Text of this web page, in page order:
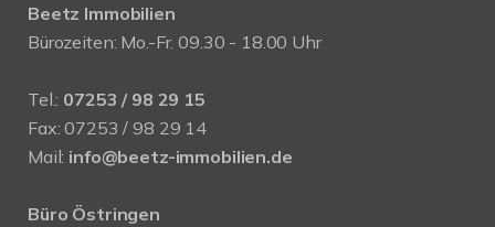
Beetz Immobilien
Bürozeiten: Mo.-Fr. 09.30 - 18.00 Uhr
Tel.: 07253 / 98 29 15
Fax: 07253 / 98 29 14
Mail: info@beetz-immobilien.de
Büro Östringen